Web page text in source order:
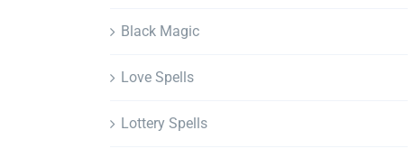
Black Magic
Love Spells
Lottery Spells